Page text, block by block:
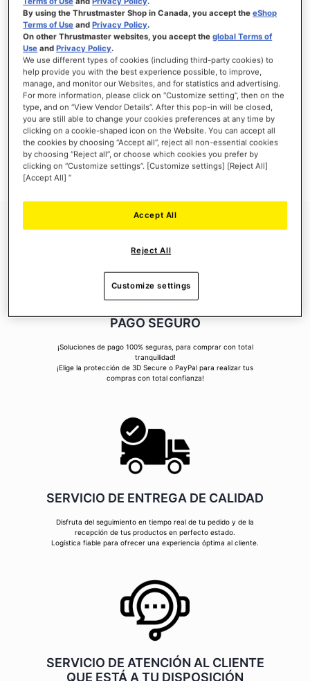
¿Olvidó su contraseña?
NUEVOS CLIENTES
Crear una cuenta tiene muchos beneficios: Pago más rápido, guardar más de una
dirección, seguimiento de pedidos y mucho más.
CREAR UNA CUENTA
PAGO SEGURO
¡Soluciones de pago 100% seguras, para comprar con total
tranquilidad!
¡Elige la protección de 3D Secure o PayPal para realizar tus
compras con total confianza!
SERVICIO DE ENTREGA DE CALIDAD
Disfruta del seguimiento en tiempo real de tu pedido y de la
recepción de tus productos en perfecto estado.
Logística fiable para ofrecer una experiencia óptima al cliente.
SERVICIO DE ATENCIÓN AL CLIENTE
QUE ESTÁ A TU DISPOSICIÓN
By using the Thrustmaster Shop in Canada, you accept theeShop
Terms of Use andPrivacy Policy.
On other Thrustmaster websites, you accept theglobal Terms of
Use andPrivacy Policy.
We use different types of cookies (including third-party cookies) to
help provide you with the best experience possible, to improve,
manage, and monitor our Websites, and for statistics and advertising.
For more information, please click on “Customize setting”, then on the
type, and on “View Vendor Details”. After this pop-in will be closed,
you are still able to change your cookies preferences at any time by
clicking on a cookie-shaped icon on the Website. You can accept all
the cookies by choosing “Accept all”, reject all non-essential cookies
by choosing “Reject all”, or choose which cookies you prefer by
clicking on “Customize settings”. [Customize settings] [Reject All]
[Accept All] ”
Reject All
Accept All
Customize settings